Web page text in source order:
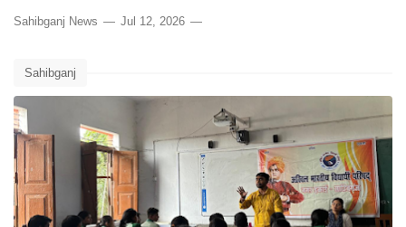
Sahibganj News Jul 12, 2026
Sahibganj